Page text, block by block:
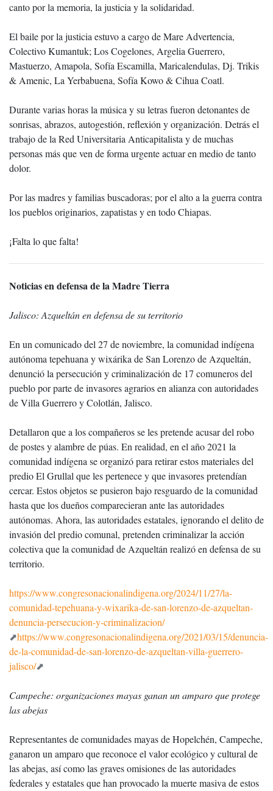
canto por la memoria, la justicia y la solidaridad.
El baile por la justicia estuvo a cargo de Mare Advertencia,
Colectivo Kumantuk; Los Cogelones, Argelia Guerrero,
Mastuerzo, Amapola, Sofía Escamilla, Maricalendulas, Dj. Trikis
& Amenic, La Yerbabuena, Sofía Kowo & Cihua Coatl.
Durante varias horas la música y su letras fueron detonantes de
sonrisas, abrazos, autogestión, reflexión y organización. Detrás el
trabajo de la Red Universitaria Anticapitalista y de muchas
personas más que ven de forma urgente actuar en medio de tanto
dolor.
Por las madres y familias buscadoras; por el alto a la guerra contra
los pueblos originarios, zapatistas y en todo Chiapas.
¡Falta lo que falta!
Noticias en defensa de la Madre Tierra
Jalisco: Azqueltán en defensa de su territorio
En un comunicado del 27 de noviembre, la comunidad indígena
autónoma tepehuana y wixárika de San Lorenzo de Azqueltán,
denunció la persecución y criminalización de 17 comuneros del
pueblo por parte de invasores agrarios en alianza con autoridades
de Villa Guerrero y Colotlán, Jalisco.
Detallaron que a los compañeros se les pretende acusar del robo
de postes y alambre de púas. En realidad, en el año 2021 la
comunidad indígena se organizó para retirar estos materiales del
predio El Grullal que les pertenece y que invasores pretendían
cercar. Estos objetos se pusieron bajo resguardo de la comunidad
hasta que los dueños comparecieran ante las autoridades
autónomas. Ahora, las autoridades estatales, ignorando el delito de
invasión del predio comunal, pretenden criminalizar la acción
colectiva que la comunidad de Azqueltán realizó en defensa de su
territorio.
https://www.congresonacionalindigena.org/2024/11/27/la-
comunidad-tepehuana-y-wixarika-de-san-lorenzo-de-azqueltan-
denuncia-persecucion-y-criminalizacion/
https://www.congresonacionalindigena.org/2021/03/15/denuncia-
de-la-comunidad-de-san-lorenzo-de-azqueltan-villa-guerrero-
jalisco/
Campeche: organizaciones mayas ganan un amparo que protege
las abejas
Representantes de comunidades mayas de Hopelchén, Campeche,
ganaron un amparo que reconoce el valor ecológico y cultural de
las abejas, así como las graves omisiones de las autoridades
federales y estatales que han provocado la muerte masiva de estos